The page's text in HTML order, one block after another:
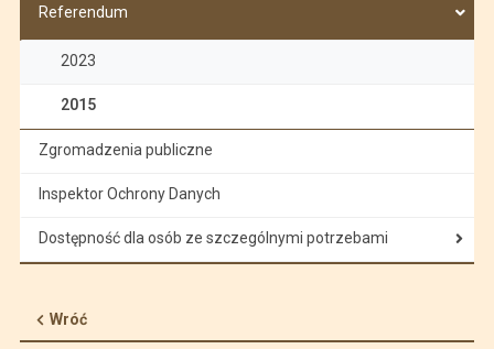
Referendum
2023
2015
Zgromadzenia publiczne
Inspektor Ochrony Danych
Dostępność dla osób ze szczególnymi potrzebami
Wróć